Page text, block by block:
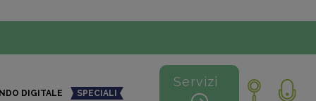
DIGITALE SPECIALI
Servizi